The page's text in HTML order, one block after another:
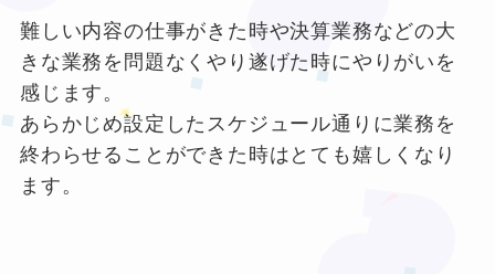
難しい内容の仕事がきた時や決算業務などの大
きな業務を問題なくやり遂げた時にやりがいを
感じます。
あらかじめ設定したスケジュール通りに業務を
終わらせることができた時はとても嬉しくなり
ます。
❤
★
★